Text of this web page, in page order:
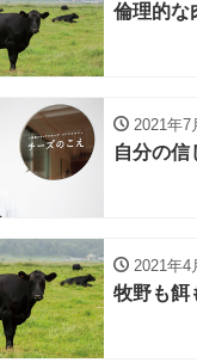
倫理的な
2021年7
自分の信
2021年4
牧野も餌